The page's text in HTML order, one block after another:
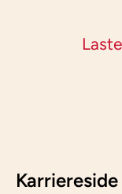
Karriereside